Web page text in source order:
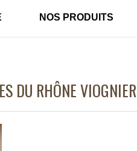
NOS PRODUITS
DU RHÔNE VIOGNIER